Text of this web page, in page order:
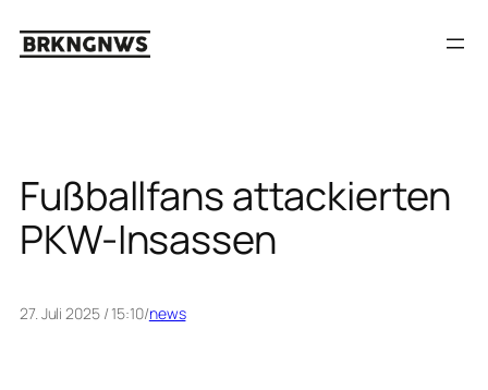
Inhalt
Fußballfans attackierten
PKW-Insassen
27. Juli 2025 / 15:10/news